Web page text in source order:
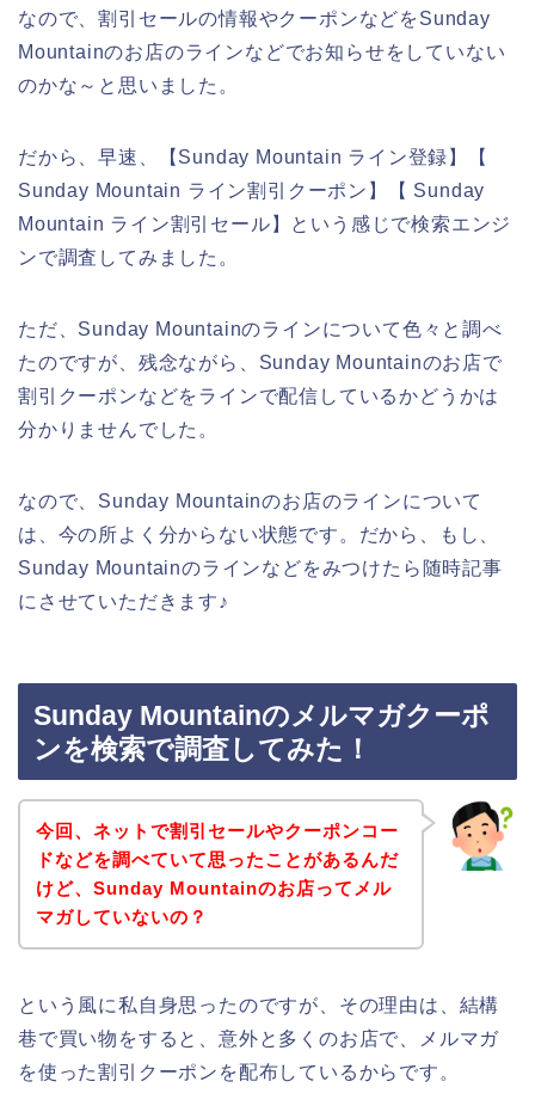
なので、割引セールの情報やクーポンなどをSunday
Mountainのお店のラインなどでお知らせをしていない
のかな～と思いました。
だから、早速、【Sunday Mountain ライン登録】【
Sunday Mountain ライン割引クーポン】【 Sunday
Mountain ライン割引セール】という感じで検索エンジ
ンで調査してみました。
ただ、Sunday Mountainのラインについて色々と調べ
たのですが、残念ながら、Sunday Mountainのお店で
割引クーポンなどをラインで配信しているかどうかは
分かりませんでした。
なので、Sunday Mountainのお店のラインについて
は、今の所よく分からない状態です。だから、もし、
Sunday Mountainのラインなどをみつけたら随時記事
にさせていただきます♪
Sunday Mountainのメルマガクーポ
ンを検索で調査してみた！
今回、ネットで割引セールやクーポンコー
ドなどを調べていて思ったことがあるんだ
けど、Sunday Mountainのお店ってメル
マガしていないの？
という風に私自身思ったのですが、その理由は、結構
巷で買い物をすると、意外と多くのお店で、メルマガ
を使った割引クーポンを配布しているからです。